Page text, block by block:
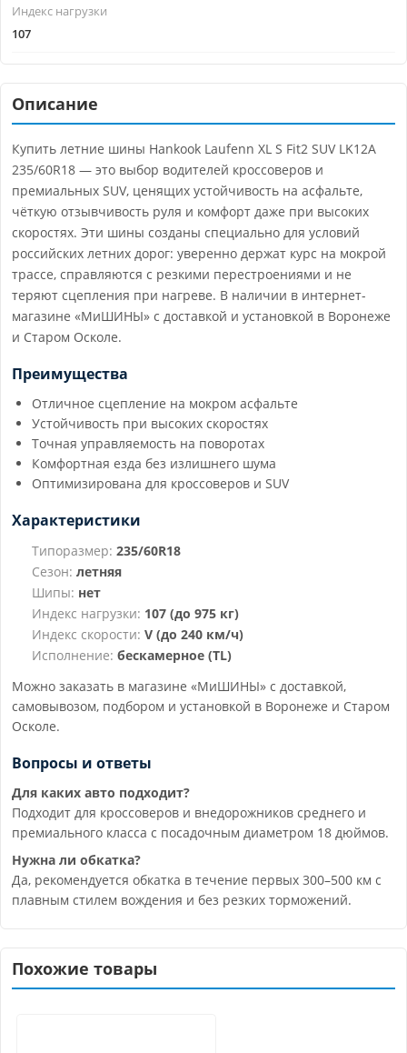
Индекс нагрузки
107
Описание
Купить летние шины Hankook Laufenn XL S Fit2 SUV LK12A
235/60R18 — это выбор водителей кроссоверов и
премиальных SUV, ценящих устойчивость на асфальте,
чёткую отзывчивость руля и комфорт даже при высоких
скоростях. Эти шины созданы специально для условий
российских летних дорог: уверенно держат курс на мокрой
трассе, справляются с резкими перестроениями и не
теряют сцепления при нагреве. В наличии в интернет-
магазине «МиШИНЫ» с доставкой и установкой в Воронеже
и Старом Осколе.
Преимущества
Отличное сцепление на мокром асфальте
Устойчивость при высоких скоростях
Точная управляемость на поворотах
Комфортная езда без излишнего шума
Оптимизирована для кроссоверов и SUV
Характеристики
Типоразмер: 235/60R18
Сезон: летняя
Шипы: нет
Индекс нагрузки: 107 (до 975 кг)
Индекс скорости: V (до 240 км/ч)
Исполнение: бескамерное (TL)
Можно заказать в магазине «МиШИНЫ» с доставкой,
самовывозом, подбором и установкой в Воронеже и Старом
Осколе.
Вопросы и ответы
Для каких авто подходит?
Подходит для кроссоверов и внедорожников среднего и
премиального класса с посадочным диаметром 18 дюймов.
Нужна ли обкатка?
Да, рекомендуется обкатка в течение первых 300–500 км с
плавным стилем вождения и без резких торможений.
Похожие товары